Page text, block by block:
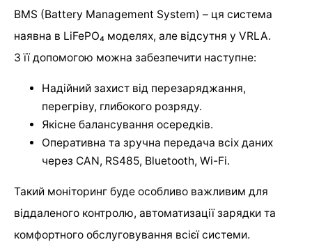
BMS (Battery Management System) – ця система
наявна в LiFePO₄ моделях, але відсутня у VRLA.
З її допомогою можна забезпечити наступне:
Надійний захист від перезаряджання,
перегріву, глибокого розряду.
Якісне балансування осередків.
Оперативна та зручна передача всіх даних
через CAN, RS485, Bluetooth, Wi-Fi.
Такий моніторинг буде особливо важливим для
віддаленого контролю, автоматизації зарядки та
комфортного обслуговування всієї системи.